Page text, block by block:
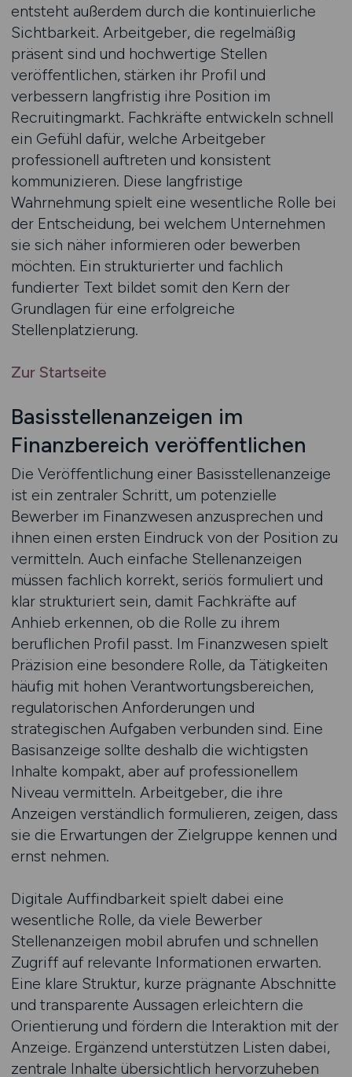
entsteht außerdem durch die kontinuierliche
Sichtbarkeit. Arbeitgeber, die regelmäßig
präsent sind und hochwertige Stellen
veröffentlichen, stärken ihr Profil und
verbessern langfristig ihre Position im
Recruitingmarkt. Fachkräfte entwickeln schnell
ein Gefühl dafür, welche Arbeitgeber
professionell auftreten und konsistent
kommunizieren. Diese langfristige
Wahrnehmung spielt eine wesentliche Rolle bei
der Entscheidung, bei welchem Unternehmen
sie sich näher informieren oder bewerben
möchten. Ein strukturierter und fachlich
fundierter Text bildet somit den Kern der
Grundlagen für eine erfolgreiche
Stellenplatzierung.
Zur Startseite
Basisstellenanzeigen im
Finanzbereich veröffentlichen
Die Veröffentlichung einer Basisstellenanzeige
ist ein zentraler Schritt, um potenzielle
Bewerber im Finanzwesen anzusprechen und
ihnen einen ersten Eindruck von der Position zu
vermitteln. Auch einfache Stellenanzeigen
müssen fachlich korrekt, seriös formuliert und
klar strukturiert sein, damit Fachkräfte auf
Anhieb erkennen, ob die Rolle zu ihrem
beruflichen Profil passt. Im Finanzwesen spielt
Präzision eine besondere Rolle, da Tätigkeiten
häufig mit hohen Verantwortungsbereichen,
regulatorischen Anforderungen und
strategischen Aufgaben verbunden sind. Eine
Basisanzeige sollte deshalb die wichtigsten
Inhalte kompakt, aber auf professionellem
Niveau vermitteln. Arbeitgeber, die ihre
Anzeigen verständlich formulieren, zeigen, dass
sie die Erwartungen der Zielgruppe kennen und
ernst nehmen.
Digitale Auffindbarkeit spielt dabei eine
wesentliche Rolle, da viele Bewerber
Stellenanzeigen mobil abrufen und schnellen
Zugriff auf relevante Informationen erwarten.
Eine klare Struktur, kurze prägnante Abschnitte
und transparente Aussagen erleichtern die
Orientierung und fördern die Interaktion mit der
Anzeige. Ergänzend unterstützen Listen dabei,
zentrale Inhalte übersichtlich hervorzuheben